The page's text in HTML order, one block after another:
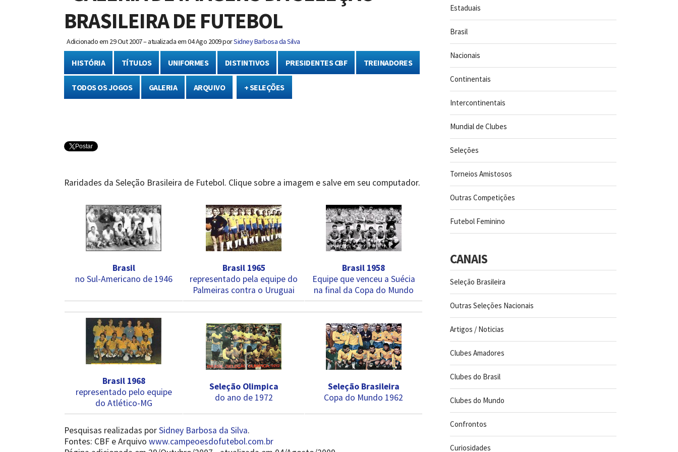
BRASILEIRA DE FUTEBOL
Adicionado em 29 Out 2007 – atualizada em 04 Ago 2009porSidney Barbosa da Silva
HISTÓRIA TÍTULOS UNIFORMES DISTINTIVOS PRESIDENTES CBF TREINADORES
TODOS OS JOGOS GALERIA ARQUIVO + SELEÇÕES
Postar
Raridades da Seleção Brasileira de Futebol. Clique sobre a imagem e salve em seu computador.
Brasil
no Sul-Americano de 1946
Brasil 1965
representado pela equipe do
Palmeiras contra o Uruguai
Brasil 1958
Equipe que venceu a Suécia
na final da Copa do Mundo
Brasil 1968
representado pelo equipe
do Atlético-MG
Seleção Olimpica
do ano de 1972
Seleção Brasileira
Copa do Mundo 1962
Pesquisas realizadas porSidney Barbosa da Silva.
Fontes: CBF e Arquivo www.campeoesdofutebol.com.br
Estaduais
Brasil
Nacionais
Continentais
Intercontinentais
Mundial de Clubes
Seleções
Torneios Amistosos
Outras Competições
Futebol Feminino
CANAIS
Seleção Brasileira
Outras Seleções Nacionais
Artigos / Noticias
Clubes Amadores
Clubes do Brasil
Clubes do Mundo
Confrontos
Curiosidades